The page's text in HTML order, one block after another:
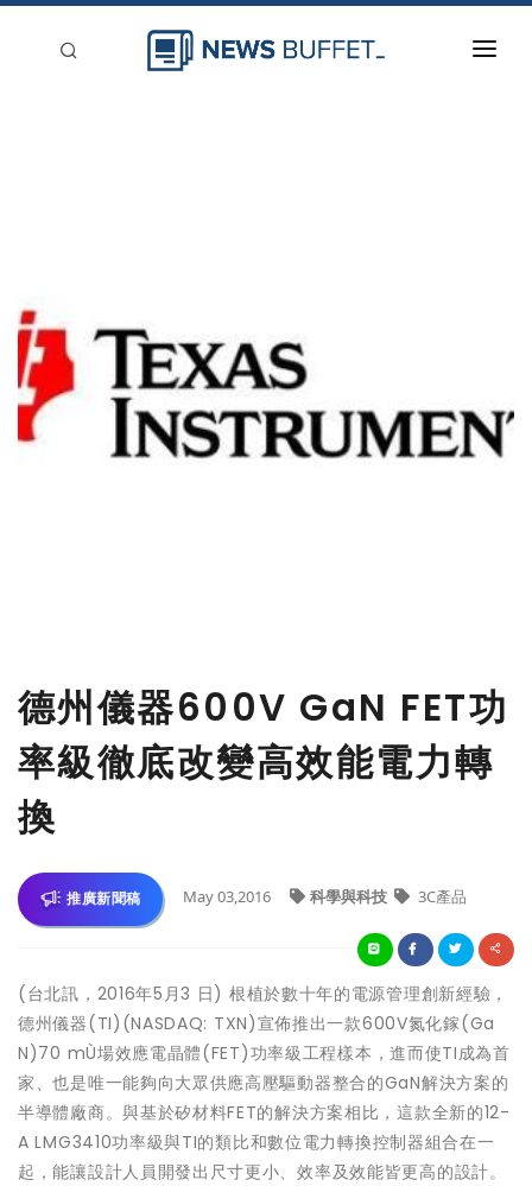
德州儀器600V GaN FET功
率級徹底改變高效能電力轉
換
推廣新聞稿 May 03,2016 科學與科技 3C產品
(台北訊，2016年5月3 日) 根植於數十年的電源管理創新經驗，
德州儀器(TI)(NASDAQ: TXN)宣佈推出一款600V氮化鎵(Ga
N)70 mÙ場效應電晶體(FET)功率級工程樣本，進而使TI成為首
家、也是唯一能夠向大眾供應高壓驅動器整合的GaN解決方案的
半導體廠商。與基於矽材料FET的解決方案相比，這款全新的12-
A LMG3410功率級與TI的類比和數位電力轉換控制器組合在一
起，能讓設計人員開發出尺寸更小、效率及效能皆更高的設計。